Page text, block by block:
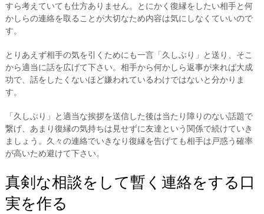
すら考えていても仕方ありません。とにかく復縁をしたい相手と何
かしらの連絡を取ることが大切なため内容は気にしなくていいので
す。
とりあえず相手の気を引くためにも一言「久しぶり」と送り、そこ
から適当に話を広げて下さい。相手から何かしら返事が来れば大成
功で、話をしたくないほど嫌われているわけではないと分かりま
す。
「久しぶり」と適当な挨拶を送信した後は当たり障りのない話題で
繋げ、あまり復縁の気持ちは見せずに友達という関係で続けていき
ましょう。久々の連絡でいきなり復縁を告げても相手は戸惑う確率
が高いため避けて下さい。
真剣な相談をして暫く連絡をする口
実を作る